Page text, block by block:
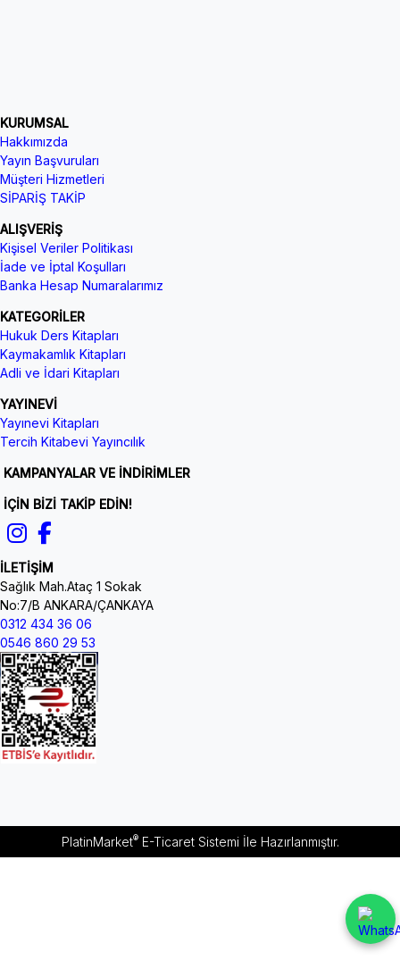
KURUMSAL
Hakkımızda
Yayın Başvuruları
Müşteri Hizmetleri
SİPARİŞ TAKİP
ALIŞVERİŞ
Kişisel Veriler Politikası
İade ve İptal Koşulları
Banka Hesap Numaralarımız
KATEGORİLER
Hukuk Ders Kitapları
Kaymakamlık Kitapları
Adli ve İdari Kitapları
YAYINEVİ
Yayınevi Kitapları
Tercih Kitabevi Yayıncılık
KAMPANYALAR VE İNDİRİMLER
İÇİN BİZİ TAKİP EDİN!
İLETİŞİM
Sağlık Mah.Ataç 1 Sokak
No:7/B ANKARA/ÇANKAYA
0312 434 36 06
0546 860 29 53
PlatinMarket®E-Ticaret Sistemiİle Hazırlanmıştır.